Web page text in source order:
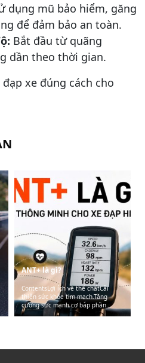
dụng mũ bảo hiểm, găng
để đảm bảo an toàn.
Bắt đầu từ quãng
dần theo thời gian.
xe đúng cách cho
ANT+ là gì?
ContentsLợi ích về thể chấtCải
thiện sức khỏe tim mạch.Tăng
cường sức mạnh cơ bắp phần…